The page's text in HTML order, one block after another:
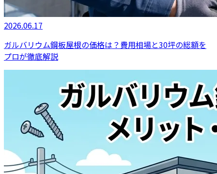
2026.06.17
ガルバリウム鋼板屋根の価格は？費用相場と30坪の総額を
プロが徹底解説